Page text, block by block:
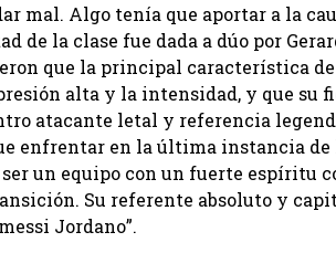
mal. Algo tenía que aportar a la
de la clase fue dada a dúo por
que la principal característica
alta y la intensidad, y que su
atacante letal y referencia
enfrentar en la última instancia de
un equipo con un fuerte espíritu
Su referente absoluto y
Jordano”.